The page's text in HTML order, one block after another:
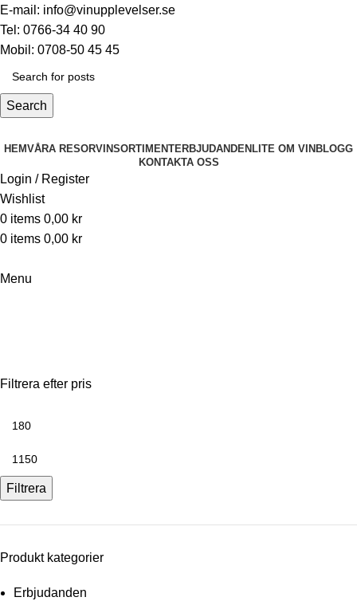
E-mail: info@vinupplevelser.se
Tel: 0766-34 40 90
Mobil: 0708-50 45 45
Search
HEMVÅRA RESORVINSORTIMENTERBJUDANDEN LITE OM VIN BLOGG
KONTAKTA OSS
Login / Register
Wishlist
0 items 0,00 kr
0 items 0,00 kr
Menu
Filtrera efter pris
Filtrera
Produkt kategorier
Erbjudanden